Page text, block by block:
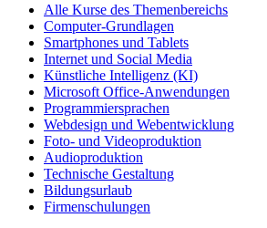
Alle Kurse des Themenbereichs
Computer-Grundlagen
Smartphones und Tablets
Internet und Social Media
Künstliche Intelligenz (KI)
Microsoft Office-Anwendungen
Programmiersprachen
Webdesign und Webentwicklung
Foto- und Videoproduktion
Audioproduktion
Technische Gestaltung
Bildungsurlaub
Firmenschulungen